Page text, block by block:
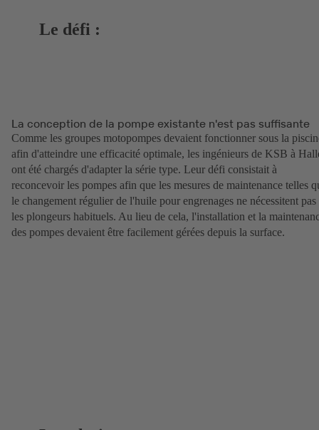
Le défi :
La conception de la pompe existante n'est pas suffisante
Comme les groupes motopompes devaient fonctionner sous la
afin d'atteindre une efficacité optimale, les ingénieurs de KSB à
ont été chargés d'adapter la série type. Leur défi consistait à
reconcevoir les pompes afin que les mesures de maintenance telles
le changement régulier de l'huile pour engrenages ne nécessitent pas
les plongeurs habituels. Au lieu de cela, l'installation et la
des pompes devaient être facilement gérées depuis la surface.